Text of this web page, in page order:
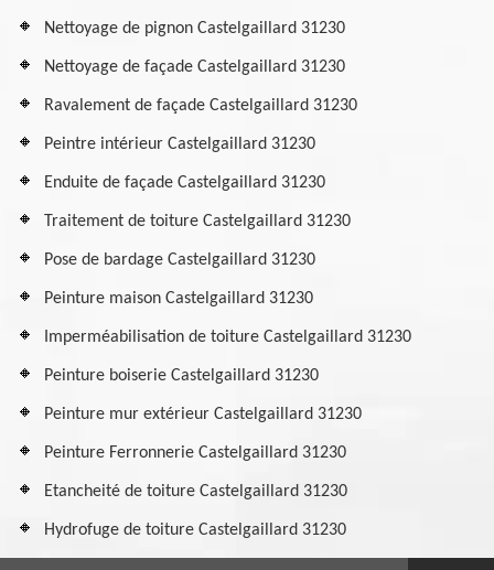
Nettoyage de pignon Castelgaillard 31230
Nettoyage de façade Castelgaillard 31230
Ravalement de façade Castelgaillard 31230
Peintre intérieur Castelgaillard 31230
Enduite de façade Castelgaillard 31230
Traitement de toiture Castelgaillard 31230
Pose de bardage Castelgaillard 31230
Peinture maison Castelgaillard 31230
Imperméabilisation de toiture Castelgaillard 31230
Peinture boiserie Castelgaillard 31230
Peinture mur extérieur Castelgaillard 31230
Peinture Ferronnerie Castelgaillard 31230
Etancheité de toiture Castelgaillard 31230
Hydrofuge de toiture Castelgaillard 31230